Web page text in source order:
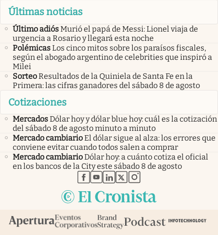
Últimas noticias
Último adiósMurió el papá de Messi: Lionel viaja de
urgencia a Rosario y llegará esta noche
PolémicasLos cinco mitos sobre los paraísos fiscales,
según el abogado argentino de celebrities que inspiró a
Milei
SorteoResultados de la Quiniela de Santa Fe en la
Primera: las cifras ganadores del sábado 8 de agosto
Cotizaciones
MercadosDólar hoy y dólar blue hoy: cuál es la cotización
del sábado 8 de agosto minuto a minuto
Mercado cambiarioEl dólar sigue al alza: los errores que
conviene evitar cuando todos salen a comprar
Mercado cambiarioDólar hoy: a cuánto cotiza el oficial
en los bancos de la City este sábado 8 de agosto
abre en nueva pestaña
abre en nueva pestaña
abre en nueva pestaña
abre en nueva pestaña
abre en nueva pestaña